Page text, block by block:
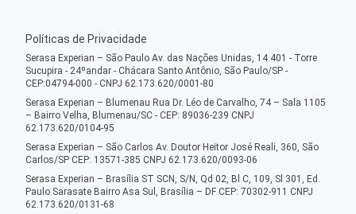
Políticas de Privacidade
Serasa Experian – São Paulo Av. das Nações Unidas, 14.401 - Torre
Sucupira - 24ºandar - Chácara Santo Antônio, São Paulo/SP -
CEP:04794-000 - CNPJ 62.173.620/0001-80
Serasa Experian – Blumenau Rua Dr. Léo de Carvalho, 74 – Sala 1105
– Bairro Velha, Blumenau/SC - CEP: 89036-239 CNPJ
62.173.620/0104-95
Serasa Experian – São Carlos Av. Doutor Heitor José Reali, 360, São
Carlos/SP CEP: 13571-385 CNPJ 62.173.620/0093-06
Serasa Experian – Brasília ST SCN, S/N, Qd 02, Bl C, 109, Sl 301, Ed.
Paulo Sarasate Bairro Asa Sul, Brasília – DF CEP: 70302-911 CNPJ
62.173.620/0131-68